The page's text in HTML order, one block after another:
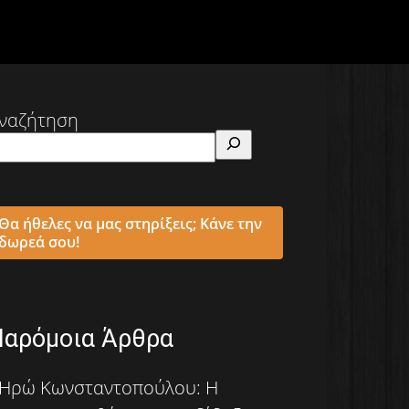
ήθελες να μας στηρίξεις; Κάνε την
σου!
Άρθρα
Κωνσταντοπούλου: Η